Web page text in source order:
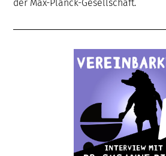
der Max-Planck-Gesellschaft.